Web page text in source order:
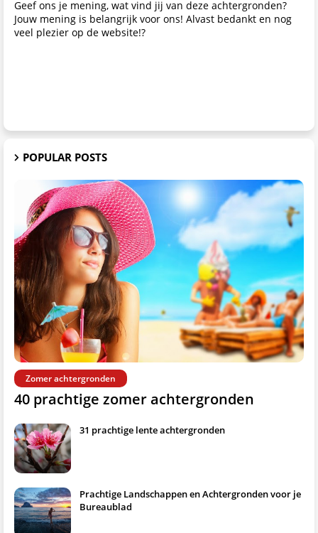
Geef ons je mening, wat vind jij van deze achtergronden?
Jouw mening is belangrijk voor ons! Alvast bedankt en nog
veel plezier op de website!?
POPULAR POSTS
Zomer achtergronden
40 prachtige zomer achtergronden
31 prachtige lente achtergronden
Prachtige Landschappen en Achtergronden voor je
Bureaublad